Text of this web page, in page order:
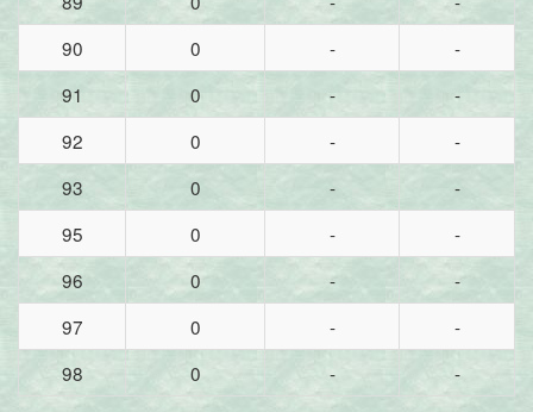
90
0 -
-
91
0 -
-
92
0 -
-
93
0 -
-
95
0 -
-
96
0 -
-
97
0 -
-
98
0 - -